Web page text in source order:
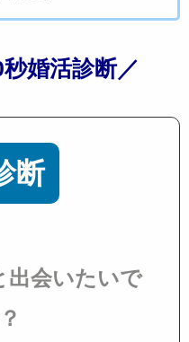
婚活診断／
断
出会いたいで